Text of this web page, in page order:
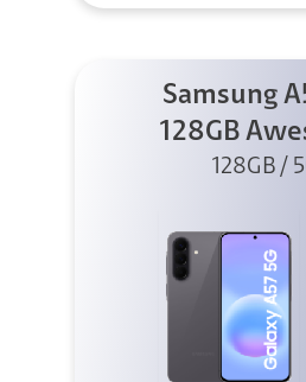
Samsung
128GB
Gray
128GB /